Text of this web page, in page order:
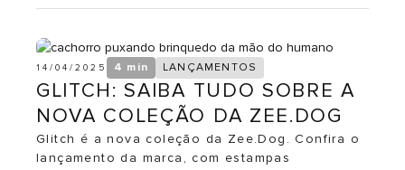
14/04/2025 4 min LANÇAMENTOS
GLITCH: SAIBA TUDO SOBRE A
NOVA COLEÇÃO DA ZEE.DOG
Glitch é a nova coleção da Zee.Dog. Confira o
lançamento da marca, com estampas